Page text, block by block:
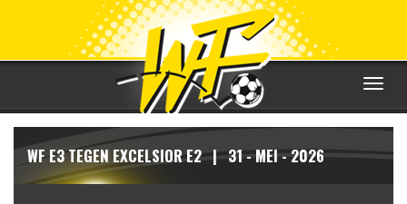
Toggle
WF E3 TEGEN EXCELSIOR E2 | 31 - MEI - 2026